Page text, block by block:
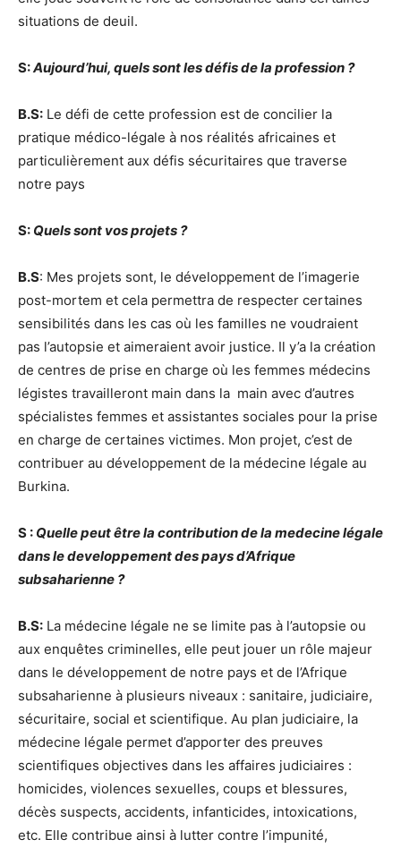
situations de deuil.
S:Aujourd’hui, quels sont les défis de la profession ?
B.S: Le défi de cette profession est de concilier la
pratique médico-légale à nos réalités africaines et
particulièrement aux défis sécuritaires que traverse
notre pays
S: Quels sont vos projets ?
B.S: Mes projets sont, le développement de l’imagerie
post-mortem et cela permettra de respecter certaines
sensibilités dans les cas où les familles ne voudraient
pas l’autopsie et aimeraient avoir justice. Il y’a la création
de centres de prise en charge où les femmes médecins
légistes travailleront main dans la main avec d’autres
spécialistes femmes et assistantes sociales pour la prise
en charge de certaines victimes. Mon projet, c’est de
contribuer au développement de la médecine légale au
Burkina.
S : Quelle peut être la contribution de la medecine légale
dans le developpement des pays d’Afrique
subsaharienne ?
B.S: La médecine légale ne se limite pas à l’autopsie ou
aux enquêtes criminelles, elle peut jouer un rôle majeur
dans le développement de notre pays et de l’Afrique
subsaharienne à plusieurs niveaux : sanitaire, judiciaire,
sécuritaire, social et scientifique. Au plan judiciaire, la
médecine légale permet d’apporter des preuves
scientifiques objectives dans les affaires judiciaires :
homicides, violences sexuelles, coups et blessures,
décès suspects, accidents, infanticides, intoxications,
etc. Elle contribue ainsi à lutter contre l’impunité,